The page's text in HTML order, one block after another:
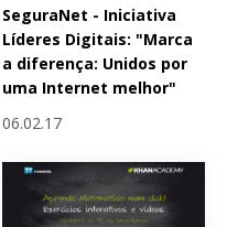
SeguraNet - Iniciativa
Líderes Digitais: "Marca
a diferença: Unidos por
uma Internet melhor"
06.02.17